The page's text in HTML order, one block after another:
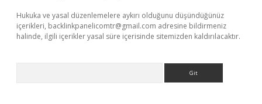
Hukuka ve yasal düzenlemelere aykırı olduğunu düşündüğünüz
içerikleri, backlinkpanelicomtr@gmail.com adresine bildirmeniz
halinde, ilgili içerikler yasal süre içerisinde sitemizden kaldırılacaktır.